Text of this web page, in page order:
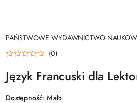
NAZWA
PRODUCENTA:
PAŃSTWOWE WYDAWNICTWO
(0)
Język Francuski dla
Dostępność:Mało